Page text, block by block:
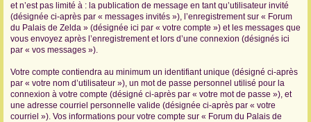
et n’est pas limité à : la publication de message en tant qu’utilisateur invité
(désignée ci-après par « messages invités »), l’enregistrement sur « Forum
du Palais de Zelda » (désignée ici par « votre compte ») et les messages que
vous envoyez après l’enregistrement et lors d’une connexion (désignés ici
par « vos messages »).
Votre compte contiendra au minimum un identifiant unique (désigné ci-après
par « votre nom d’utilisateur »), un mot de passe personnel utilisé pour la
connexion à votre compte (désigné ci-après par « votre mot de passe »), et
une adresse courriel personnelle valide (désignée ci-après par « votre
courriel »). Vos informations pour votre compte sur « Forum du Palais de